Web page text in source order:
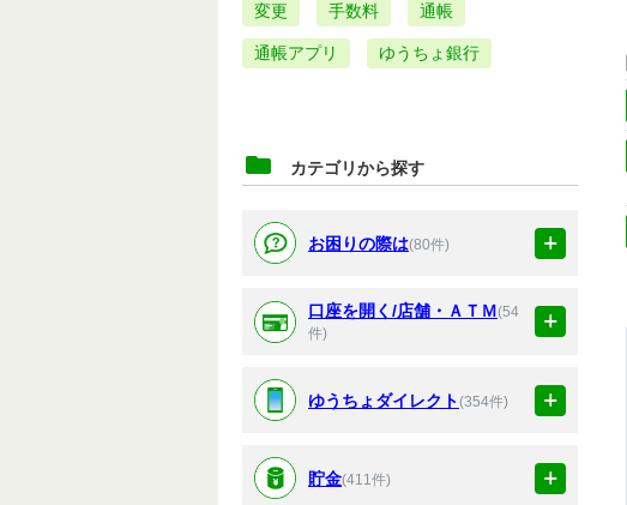
変更 手数料 通帳
通帳アプリ ゆうちょ銀行
カテゴリから探す
お困りの際は(80件)
口座を開く/店舗・ＡＴＭ(54
件)
ゆうちょダイレクト(354件)
貯金(411件)